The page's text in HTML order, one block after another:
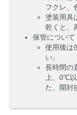
フクレ、
塗装用具
乾くと、
保管について
使用後は
い。
長時間の
上、0℃以
た、開封